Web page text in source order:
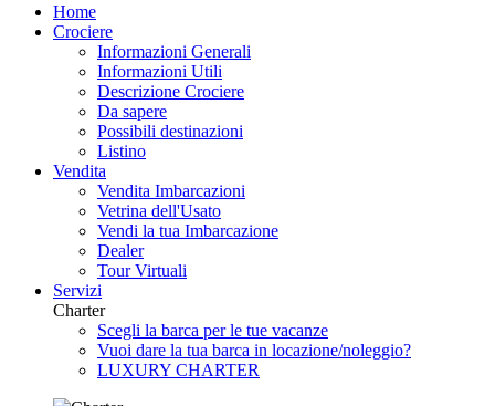
Home
Crociere
Informazioni Generali
Informazioni Utili
Descrizione Crociere
Da sapere
Possibili destinazioni
Listino
Vendita
Vendita Imbarcazioni
Vetrina dell'Usato
Vendi la tua Imbarcazione
Dealer
Tour Virtuali
Servizi
Charter
Scegli la barca per le tue vacanze
Vuoi dare la tua barca in locazione/noleggio?
LUXURY CHARTER